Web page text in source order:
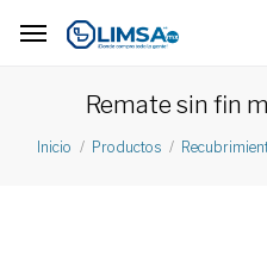
Remate sin fin
Inicio Productos